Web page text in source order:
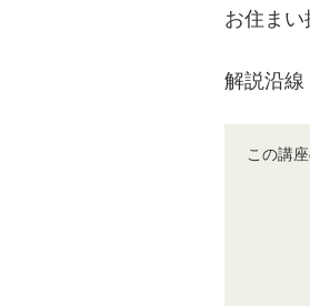
お住ま
解説沿
この講